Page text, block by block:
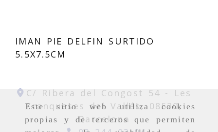
Este sitio web utiliza cookies
propias y de terceros que permiten
IMAN PIE DELFIN SURTIDO
5.5X7.5CM
C/ Ribera del Congost 54 -
Les
Franqueses del Vallés, 08520,
Barcelona